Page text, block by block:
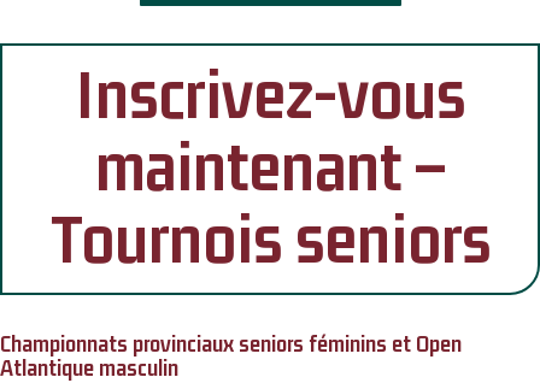
Inscrivez-vous
maintenant –
Tournois seniors
Championnats provinciaux seniors féminins et Open
Atlantique masculin